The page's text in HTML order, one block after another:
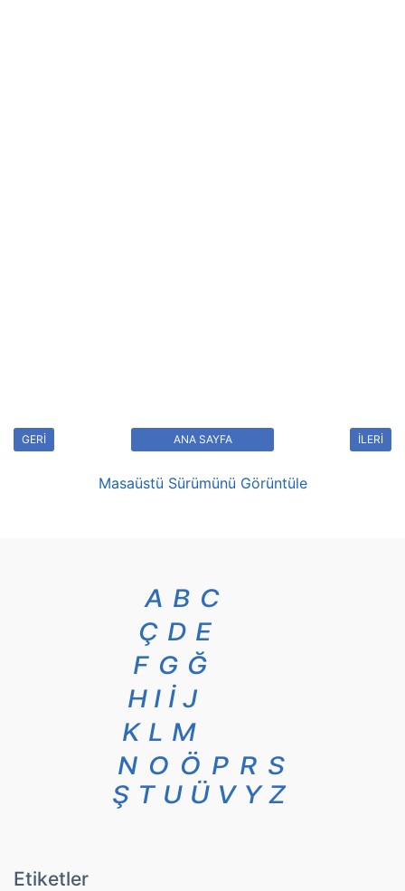
GERİ İLERİ
ANA SAYFA
Masaüstü Sürümünü Görüntüle
A B C
Ç D E
F G Ğ
H I İ J
K L M
N O Ö P R S
Ş T U Ü V Y Z
Etiketler